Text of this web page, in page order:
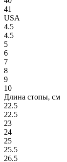
41
USA
4.5
4.5
5
6
7
8
9
10
Длина стопы, см
22.5
22.5
23
24
25
25.5
26.5